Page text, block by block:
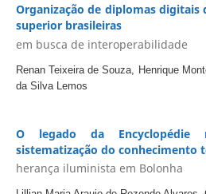
Organização de diplomas digitais
superior brasileiras
em busca de interoperabilidade
Renan Teixeira de Souza, Henrique
da Silva Lemos
O legado da Encyclopédie
sistematização do conhecimento
herança iluminista em Bolonha